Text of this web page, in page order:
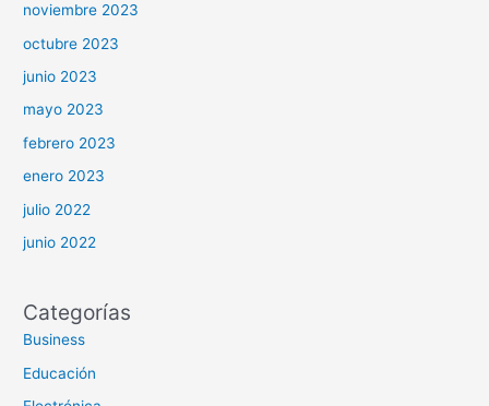
noviembre 2023
octubre 2023
junio 2023
mayo 2023
febrero 2023
enero 2023
julio 2022
junio 2022
Categorías
Business
Educación